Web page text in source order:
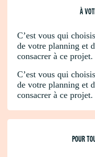
À
C’est vous qui
de votre planning et
consacrer à ce projet.
C’est vous qui
de votre planning et
consacrer à ce projet.
POUR